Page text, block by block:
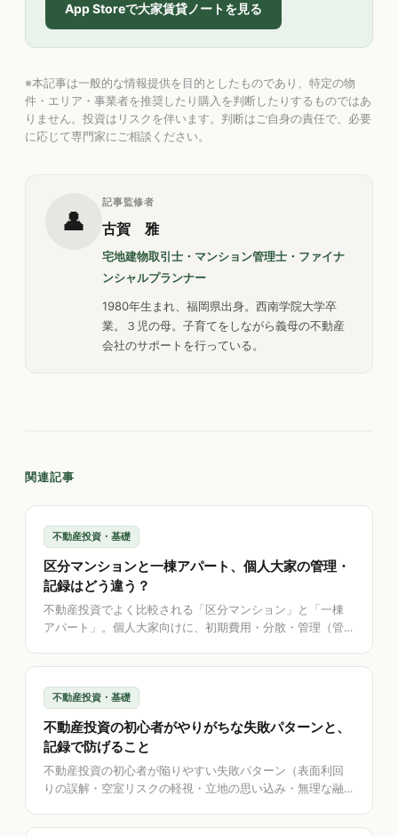
App Storeで大家賃貸ノートを見る
※本記事は一般的な情報提供を目的としたものであり、特定の物
件・エリア・事業者を推奨したり購入を判断したりするものではあ
りません。投資はリスクを伴います。判断はご自身の責任で、必要
に応じて専門家にご相談ください。
👤
記事監修者
古賀 雅
宅地建物取引士・マンション管理士・ファイナ
ンシャルプランナー
1980年生まれ、福岡県出身。西南学院大学卒
業。３児の母。子育てをしながら義母の不動産
会社のサポートを行っている。
関連記事
不動産投資・基礎
区分マンションと一棟アパート、個人大家の管理・
記録はどう違う？
不動産投資でよく比較される「区分マンション」と「一棟
アパート」。個人大家向けに、初期費用・分散・管理（管
不動産投資・基礎
不動産投資の初心者がやりがちな失敗パターンと、
記録で防げること
不動産投資の初心者が陥りやすい失敗パターン（表面利回
りの誤解・空室リスクの軽視・立地の思い込み・無理な融